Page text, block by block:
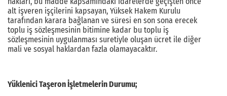
alt işveren işçilerini kapsayan, Yüksek Hakem Kurulu
tarafından karara bağlanan ve süresi en son sona erecek
toplu iş sözleşmesinin bitimine kadar bu toplu iş
sözleşmesinin uygulanması suretiyle oluşan ücret ile diğer
mali ve sosyal haklardan fazla olamayacaktır.
Yüklenici Taşeron İşletmelerin Durumu;